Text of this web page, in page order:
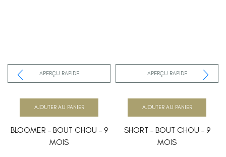
APERÇU RAPIDE
BLOOMER – BOUT CHOU – 9
MOIS
AJOUTER AU PANIER
APERÇU RAPIDE
SHORT – BOUT CHOU – 9
MOIS
AJOUTER AU PANIER